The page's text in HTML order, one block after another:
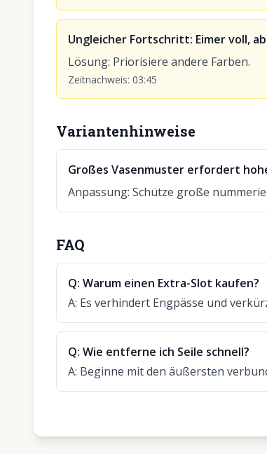
Ungleicher Fortschritt: Eimer voll,
Lösung: Priorisiere andere Farben.
Zeitnachweis: 03:45
Variantenhinweise
Großes Vasenmuster erfordert
Anpassung: Schütze große
FAQ
Q: Warum einen Extra-Slot kaufen?
A: Es verhindert Engpässe und
Q: Wie entferne ich Seile schnell?
A: Beginne mit den äußersten